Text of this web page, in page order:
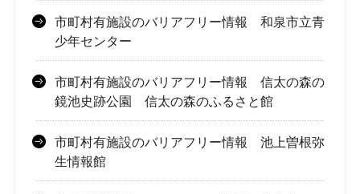
市町村有施設のバリアフリー情報 和泉市立青
少年センター
市町村有施設のバリアフリー情報 信太の森の
鏡池史跡公園 信太の森のふるさと館
市町村有施設のバリアフリー情報 池上曽根弥
生情報館